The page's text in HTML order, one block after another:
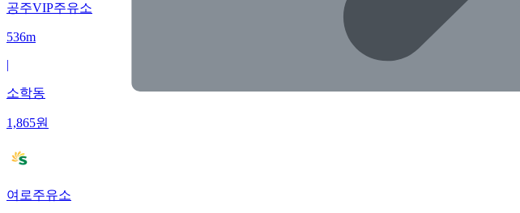
공주VIP주유소
536m
|
소학동
1,865원
여로주유소